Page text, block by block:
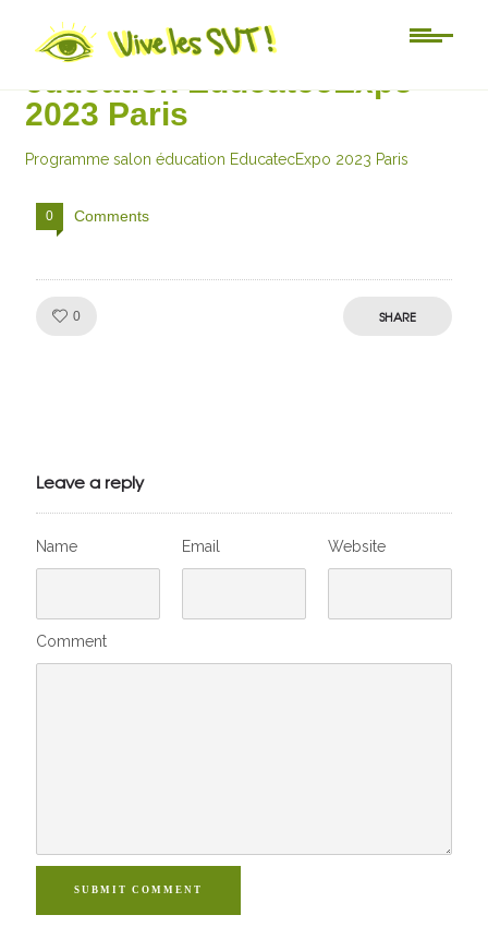
Programme salon
éducation EducatecExpo
2023 Paris
Programme salon éducation EducatecExpo 2023 Paris
0 Comments
0 SHARE
Leave a reply
Name Email Website
Comment
SUBMIT COMMENT